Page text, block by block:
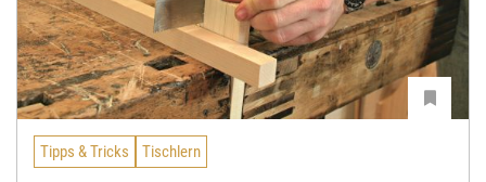
Tipps & Tricks Tischlern